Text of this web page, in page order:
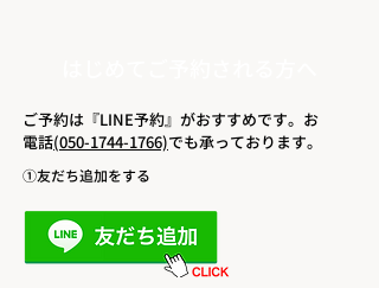
​ご予約は『LINE予約』がおすすめです。お
電話(050-1744-1766)でも承っております。
①友だち追加を​する